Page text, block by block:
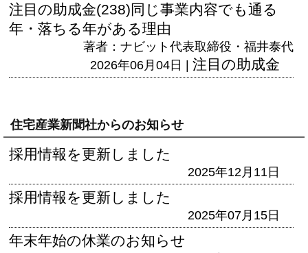
注目の助成金(238)同じ事業内容でも通る
年・落ちる年がある理由
著者：ナビット代表取締役・福井泰代
2026年06月04日 | 注目の助成金
住宅産業新聞社からのお知らせ
採用情報を更新しました
2025年12月11日
採用情報を更新しました
2025年07月15日
年末年始の休業のお知らせ